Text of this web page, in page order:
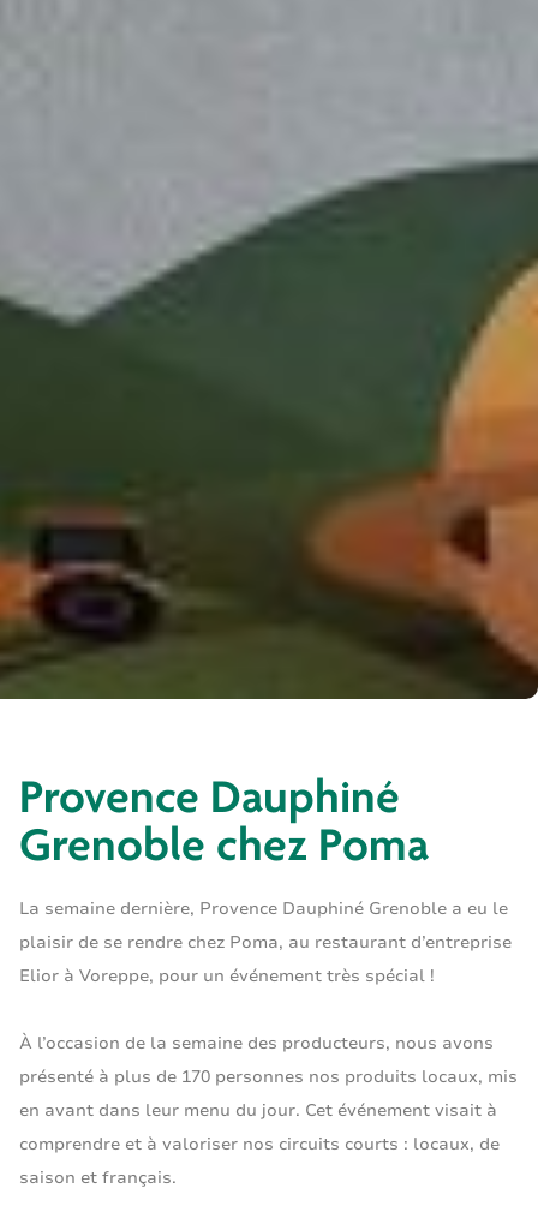
Provence Dauphiné
Grenoble chez Poma
La semaine dernière, Provence Dauphiné Grenoble a eu le
plaisir de se rendre chez Poma, au restaurant d’entreprise
Elior à Voreppe, pour un événement très spécial !
À l’occasion de la semaine des producteurs, nous avons
présenté à plus de 170 personnes nos produits locaux, mis
en avant dans leur menu du jour. Cet événement visait à
comprendre et à valoriser nos circuits courts : locaux, de
saison et français.